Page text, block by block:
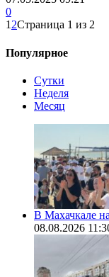
0
1 2Страница 1 из 2
Популярное
Сутки
Неделя
Месяц
В Махачкале
08.08.2026